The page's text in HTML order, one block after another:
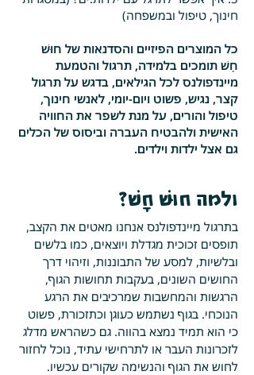
חינוך, טיפול ובמשפחה)
כל המוצרים הפיזיים והסדנאות של חוּשׁ
חָשׁ תומכים בלמידה, תרגול והטמעת
מיינדפולנס לכל הגילאים, בדגש על תרגול
קצר, נגיש, פשוט ויום-יומי, לאנשי חינוך,
טיפול והורים, על מנת לשפר את החוויה
האישית ולהבטיח העברה וביסוס של הכלים
גם אצל ילדות וילדים.
ולמה חוּשׁ חָשׁ?
בתרגול מיינדפולנס אנחנו מאטים את הקצב,
תופסים זכוכית מגדלת ויוצאים, כמו בלשים
ובלשיות, למסע של התבוננות, וזיהוי דרך
החושים השונים, בעקבות תחושות הגוף,
הרגשות והמחשבות שמרכיבים את הרגע
הנוכחי. בגוף נשתמש כעוגן וכתזכורת, פשוט
כי הוא תמיד נמצא בהווה. גם כשהראש מדלג
לזכרונות העבר או לתרחישי עתיד, נוכל לחזור
לחוש את הגוף והנשימה שקורים עכשיו.